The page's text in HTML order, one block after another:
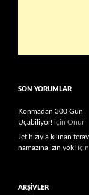
SON YORUMLAR
Konmadan 300 Gün
Uçabiliyor! için Onur
Jet hızıyla kılınan
namazına izin yok! için
ARŞIVLER